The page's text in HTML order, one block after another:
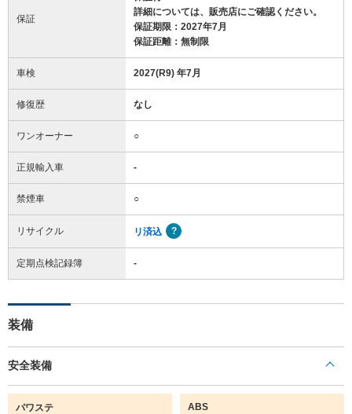
保証
詳細については、販売店にご確認ください。
保証期限：2027年7月
保証距離：無制限
車検 2027(R9) 年7月
修復歴 なし
ワンオーナー ○
正規輸入車 -
禁煙車 ○
リサイクル リ済込
定期点検記録簿 -
装備
安全装備
パワステ ABS